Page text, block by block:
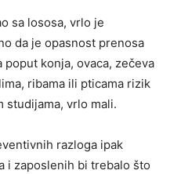
sa lososa, vrlo je
da je opasnost prenosa
poput konja, ovaca, zečeva
ribama ili pticama rizik
studijama, vrlo mali.
razloga ipak
i zaposlenih bi trebalo što